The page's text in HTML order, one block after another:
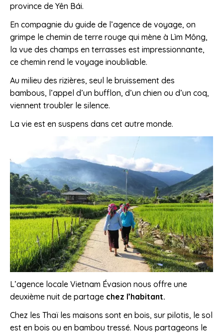
province de Yên Bái.
En compagnie du guide de l’agence de voyage, on
grimpe le chemin de terre rouge qui mène à Lìm Mông,
la vue des champs en terrasses est impressionnante,
ce chemin rend le voyage inoubliable.
Au milieu des rizières, seul le bruissement des
bambous, l’appel d’un bufflon, d’un chien ou d’un coq,
viennent troubler le silence.
La vie est en suspens dans cet autre monde.
L’agence locale Vietnam Évasion nous offre une
deuxième nuit de partage chez l’habitant.
Chez les Thaï les maisons sont en bois, sur pilotis, le sol
est en bois ou en bambou tressé. Nous partageons le